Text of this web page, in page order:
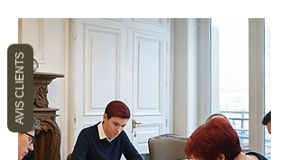
AVIS CLIENTS